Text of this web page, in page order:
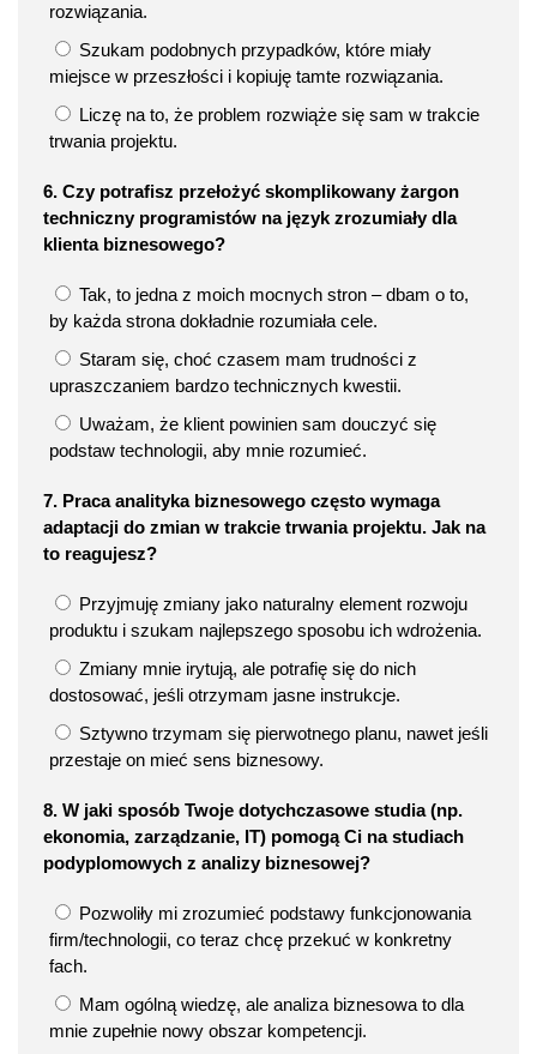
rozwiązania.
Szukam podobnych przypadków, które miały
miejsce w przeszłości i kopiuję tamte rozwiązania.
Liczę na to, że problem rozwiąże się sam w trakcie
trwania projektu.
6. Czy potrafisz przełożyć skomplikowany żargon
techniczny programistów na język zrozumiały dla
klienta biznesowego?
Tak, to jedna z moich mocnych stron – dbam o to,
by każda strona dokładnie rozumiała cele.
Staram się, choć czasem mam trudności z
upraszczaniem bardzo technicznych kwestii.
Uważam, że klient powinien sam douczyć się
podstaw technologii, aby mnie rozumieć.
7. Praca analityka biznesowego często wymaga
adaptacji do zmian w trakcie trwania projektu. Jak na
to reagujesz?
Przyjmuję zmiany jako naturalny element rozwoju
produktu i szukam najlepszego sposobu ich wdrożenia.
Zmiany mnie irytują, ale potrafię się do nich
dostosować, jeśli otrzymam jasne instrukcje.
Sztywno trzymam się pierwotnego planu, nawet jeśli
przestaje on mieć sens biznesowy.
8. W jaki sposób Twoje dotychczasowe studia (np.
ekonomia, zarządzanie, IT) pomogą Ci na studiach
podyplomowych z analizy biznesowej?
Pozwoliły mi zrozumieć podstawy funkcjonowania
firm/technologii, co teraz chcę przekuć w konkretny
fach.
Mam ogólną wiedzę, ale analiza biznesowa to dla
mnie zupełnie nowy obszar kompetencji.